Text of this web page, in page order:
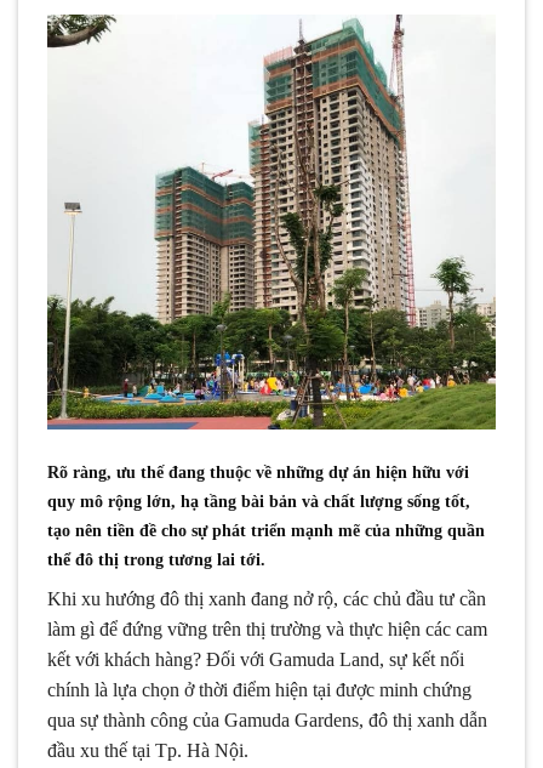
Rõ ràng, ưu thế đang thuộc về những dự án hiện hữu với
quy mô rộng lớn, hạ tầng bài bản và chất lượng sống tốt,
tạo nên tiền đề cho sự phát triển mạnh mẽ của những quần
thể đô thị trong tương lai tới.
Khi xu hướng đô thị xanh đang nở rộ, các chủ đầu tư cần
làm gì để đứng vững trên thị trường và thực hiện các cam
kết với khách hàng? Đối với Gamuda Land, sự kết nối
chính là lựa chọn ở thời điểm hiện tại được minh chứng
qua sự thành công của Gamuda Gardens, đô thị xanh dẫn
đầu xu thế tại Tp. Hà Nội.